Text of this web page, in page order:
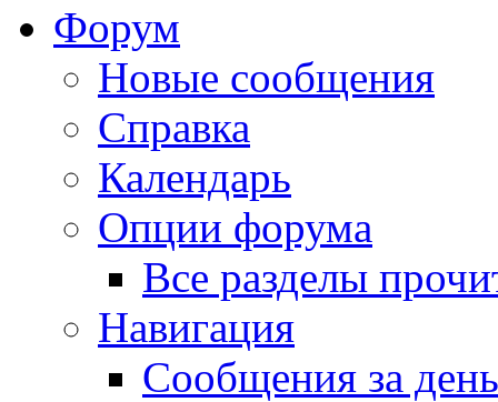
Форум
Новые сообщения
Справка
Календарь
Опции форума
Все разделы
Навигация
Сообщения за день